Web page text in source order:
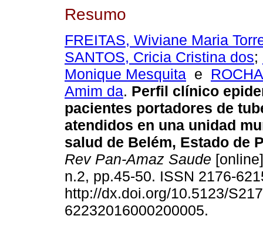
Resumo
FREITAS, Wiviane Maria
SANTOS, Cricia Cristina dos;
Monique Mesquita e
Amim da. Perfil clínico
pacientes portadores de
atendidos en una unidad
salud de Belém, Estado de
Rev Pan-Amaz Saude
n.2, pp.45-50. ISSN 2176-
http://dx.doi.org/10.5123/
62232016000200005.